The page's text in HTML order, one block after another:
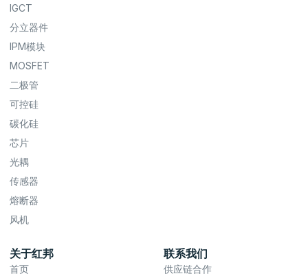
IGCT
分立器件
IPM模块
MOSFET
二极管
可控硅
碳化硅
芯片
光耦
传感器
熔断器
风机
关于红邦
首页
联系我们
供应链合作